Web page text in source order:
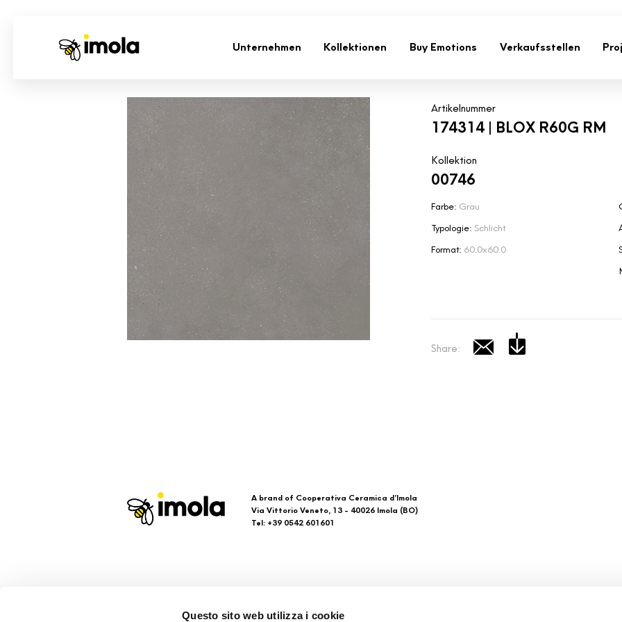
Questo sito web utilizza i cookie
Unternehmen Kollektionen Buy Emotions Verkaufsstellen
Artikelnummer
174314 | BLOX R60G RM
Kollektion
00746
Farbe: Grau
Typologie: Schlicht
Format: 60.0x60.0
Share:
A brand of Cooperativa Ceramica d’Imola
Via Vittorio Veneto, 13 - 40026 Imola (BO)
Tel: +39 0542 601601